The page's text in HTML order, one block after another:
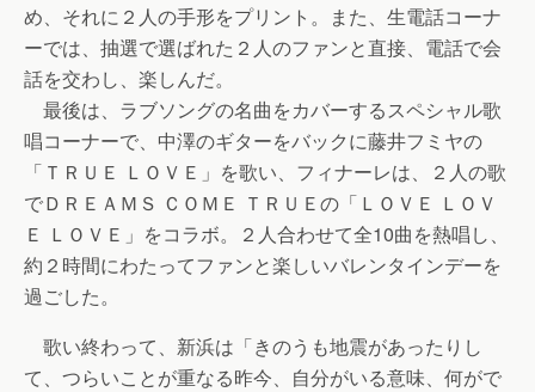
め、それに２人の手形をプリント。また、生電話コーナ
ーでは、抽選で選ばれた２人のファンと直接、電話で会
話を交わし、楽しんだ。
最後は、ラブソングの名曲をカバーするスペシャル歌
唱コーナーで、中澤のギターをバックに藤井フミヤの
「ＴＲＵＥ ＬＯＶＥ」を歌い、フィナーレは、２人の歌
でＤＲＥＡＭＳ ＣＯＭＥ ＴＲＵＥの「ＬＯＶＥ ＬＯＶ
Ｅ ＬＯＶＥ」をコラボ。２人合わせて全10曲を熱唱し、
約２時間にわたってファンと楽しいバレンタインデーを
過ごした。
歌い終わって、新浜は「きのうも地震があったりし
て、つらいことが重なる昨今、自分がいる意味、何がで